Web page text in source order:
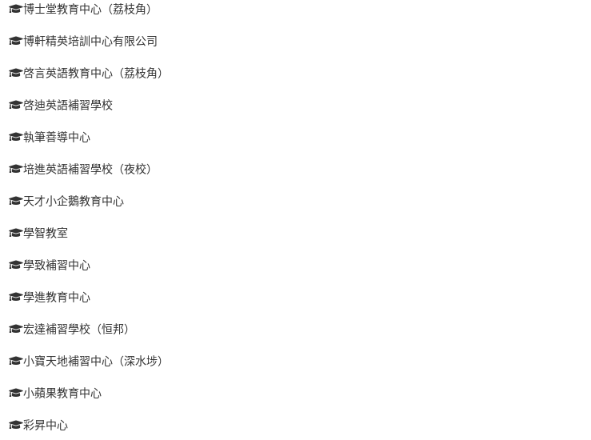
博士堂教育中心（荔枝角）
博軒精英培訓中心有限公司
啓言英語教育中心（荔枝角）
啓迪英語補習學校
執筆善導中心
培進英語補習學校（夜校）
天才小企鵝教育中心
學智教室
學致補習中心
學進教育中心
宏達補習學校（恒邦）
小寶天地補習中心（深水埗）
小蘋果教育中心
彩昇中心